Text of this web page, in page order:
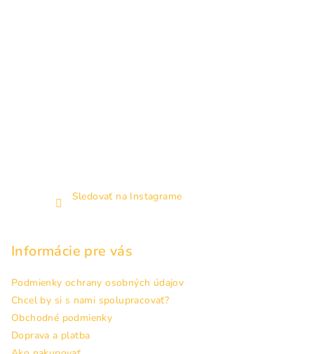
Sledovať na Instagrame
Informácie pre vás
Podmienky ochrany osobných údajov
Chcel by si s nami spolupracovať?
Obchodné podmienky
Doprava a platba